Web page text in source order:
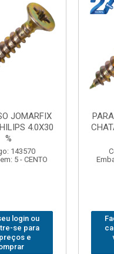
JOMARFIX
4.0X30
%
143570
5 - CENTO
login ou
se para
e